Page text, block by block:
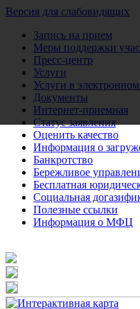
Версия для слабовидящих
Запись на прием
Меры поддержки
Пресс-центр
Услуги
Услуги в
Документы
Интернет-приемная
Статус заявления
Оценить качество
Информация о
Банкротство
Бережливое
Бесплатная
Социальная
Полезные ссылки
Информация о МФЦ